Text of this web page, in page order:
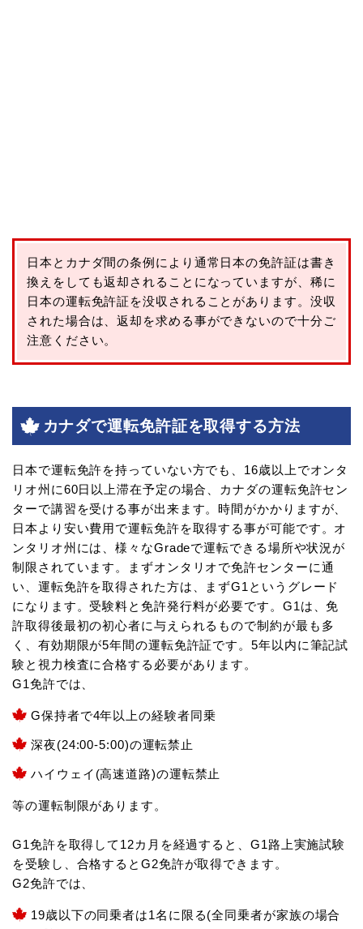
日本とカナダ間の条例により通常日本の免許証は書き
換えをしても返却されることになっていますが、稀に
日本の運転免許証を没収されることがあります。没収
された場合は、返却を求める事ができないので十分ご
注意ください。
カナダで運転免許証を取得する方法
日本で運転免許を持っていない方でも、16歳以上でオンタ
リオ州に60日以上滞在予定の場合、カナダの運転免許セン
ターで講習を受ける事が出来ます。時間がかかりますが、
日本より安い費用で運転免許を取得する事が可能です。オ
ンタリオ州には、様々なGradeで運転できる場所や状況が
制限されています。まずオンタリオで免許センターに通
い、運転免許を取得された方は、まずG1というグレード
になります。受験料と免許発行料が必要です。G1は、免
許取得後最初の初心者に与えられるもので制約が最も多
く、有効期限が5年間の運転免許証です。5年以内に筆記試
験と視力検査に合格する必要があります。
G1免許では、
G保持者で4年以上の経験者同乗
深夜(24:00-5:00)の運転禁止
ハイウェイ(高速道路)の運転禁止
等の運転制限があります。
G1免許を取得して12カ月を経過すると、G1路上実施試験
を受験し、合格するとG2免許が取得できます。
G2免許では、
19歳以下の同乗者は1名に限る(全同乗者が家族の場合